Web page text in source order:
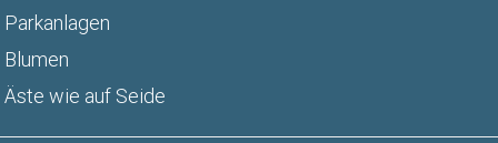
Parkanlagen
Blumen
Äste wie auf Seide